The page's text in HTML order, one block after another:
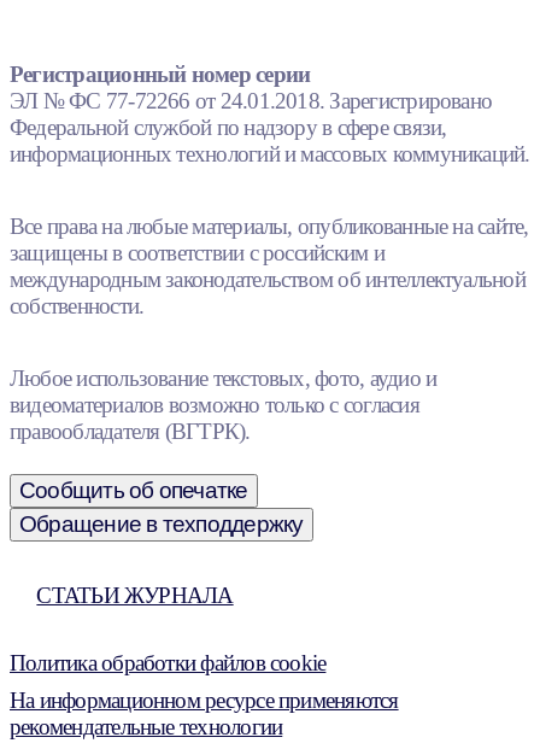
Регистрационный номер серии
ЭЛ № ФС 77-72266 от 24.01.2018. Зарегистрировано
Федеральной службой по надзору в сфере связи,
информационных технологий и массовых коммуникаций.
Все права на любые материалы, опубликованные на сайте,
защищены в соответствии с российским и
международным законодательством об интеллектуальной
собственности.
Любое использование текстовых, фото, аудио и
видеоматериалов возможно только с согласия
правообладателя (ВГТРК).
Сообщить об опечатке
Обращение в техподдержку
СТАТЬИ ЖУРНАЛА
Политика обработки файлов cookie
На информационном ресурсе применяются
рекомендательные технологии